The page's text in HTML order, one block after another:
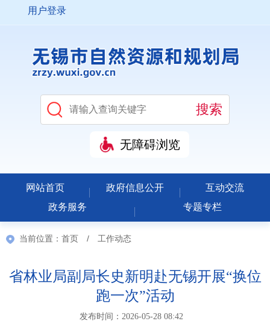
用户登录
无障碍浏览
网站首页 政府信息公开
互动交流
政务服务
专题专栏
当前位置： 首页 / 工作动态
省林业局副局长史新明赴无锡开展“换位
跑一次”活动
发布时间：2026-05-28 08:42